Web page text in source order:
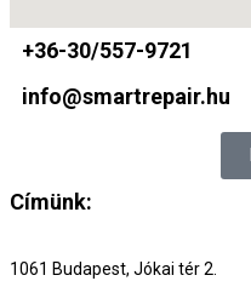
+36-30/557-9721
info@smartrepair.hu
Címünk:
1061 Budapest, Jókai tér 2.